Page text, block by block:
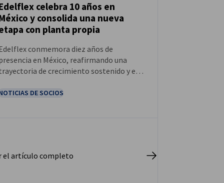
NOTICIAS
celebra 10 años en
y consolida una nueva
con planta propia
conmemora diez años de
en México, reafirmando una
de crecimiento sostenido y el
DE SOCIOS
el artículo completo